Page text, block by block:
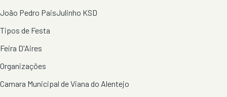
João Pedro PaisJulinho KSD
Tipos de Festa
Feira D'Aires
Organizações
Camara Municipal de Viana do Alentejo